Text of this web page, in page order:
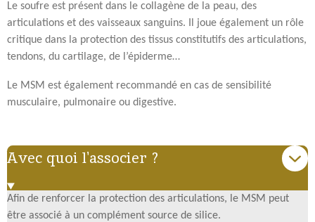
Le soufre est présent dans le collagène de la peau, des
articulations et des vaisseaux sanguins. Il joue également un rôle
critique dans la protection des tissus constitutifs des articulations,
tendons, du cartilage, de l’épiderme…
Le MSM est également recommandé en cas de sensibilité
musculaire, pulmonaire ou digestive.
Avec quoi l'associer ?
Afin de renforcer la protection des articulations, le MSM peut
être associé à un complément source de silice.